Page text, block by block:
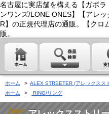
名古屋に実店舗を構える【ガボ
ンワンズ/LONE ONES】【アレ
R】の正規代理店の通販。【クロ
販。
ホーム > ALEX STREETER (アレックスス
ホーム
> RING/リング